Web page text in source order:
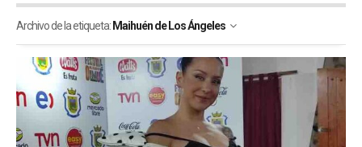
Archivo de la etiqueta: Maihuén de Los Ángeles